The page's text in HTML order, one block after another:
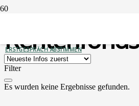
ERSTGESPRÄCH ABSTIMMEN
Rentenfonds
Filter
Es wurden keine Ergebnisse gefunden.